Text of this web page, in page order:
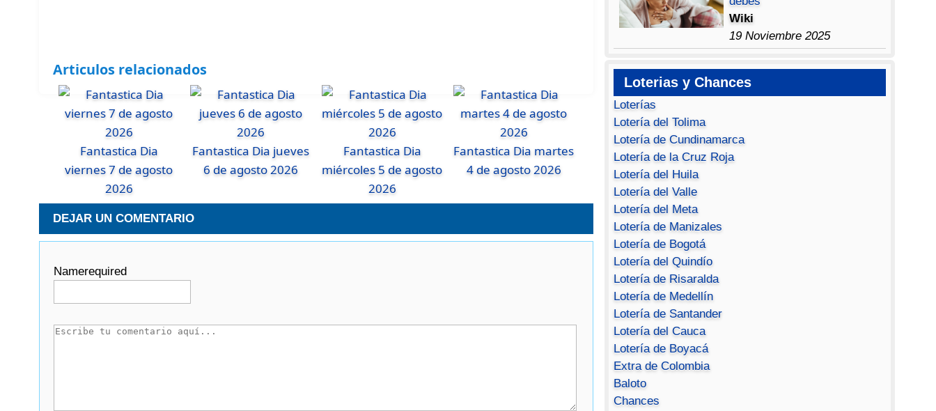
Articulos relacionados
Fantastica Dia
viernes 7 de agosto
2026
Fantastica Dia jueves
6 de agosto 2026
Fantastica Dia
miércoles 5 de agosto
2026
Fantastica Dia martes
4 de agosto 2026
DEJAR UN COMENTARIO
Namerequired
Wiki
19 Noviembre 2025
Loterias y Chances
Loterías
Lotería del Tolima
Lotería de Cundinamarca
Lotería de la Cruz Roja
Lotería del Huila
Lotería del Valle
Lotería del Meta
Lotería de Manizales
Lotería de Bogotá
Lotería del Quindío
Lotería de Risaralda
Lotería de Medellín
Lotería de Santander
Lotería del Cauca
Lotería de Boyacá
Extra de Colombia
Baloto
Chances